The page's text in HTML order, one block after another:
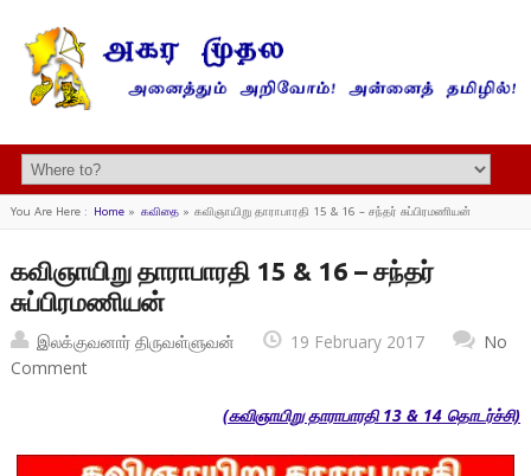
You Are Here : Home» கவிதை» கவிஞாயிறு தாராபாரதி 15 & 16 – சந்தர் சுப்பிரமணியன்
கவிஞாயிறு தாராபாரதி 15 & 16 – சந்தர்
சுப்பிரமணியன்
இலக்குவனார் திருவள்ளுவன் 19 February 2017
No
Comment
(கவிஞாயிறு தாராபாரதி 13 & 14 தொடர்ச்சி)